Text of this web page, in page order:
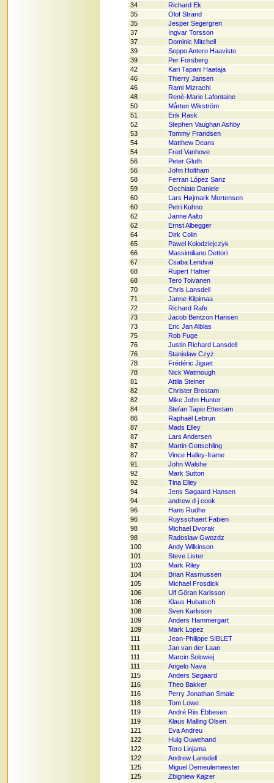
34
Richard Ek
35
Olof Strand
35
Jesper Segergren
37
Ingvar Torsson
37
Dominic Mitchell
39
Seppo Antero Haavisto
39
Per Forsberg
42
Kari Tapani Haataja
46
Thierry Jansen
46
Rami Mizrachi
48
René-Marie Lafontaine
50
Mårten Wikström
51
Erik Rask
52
Stephen Vaughan Ashby
53
Tommy Frandsen
54
Matthew Deans
54
Fred Vanhove
56
Peter Gluth
56
John Holtham
58
Ferran López Sanz
59
Occhiato Daniele
60
Lars Højmark Mortensen
60
Petri Kuhno
62
Janne Aalto
62
Ernst Albegger
64
Dirk Colin
65
Pawel Kolodziejczyk
66
Massimiliano Dettori
67
Csaba Lendvai
68
Rupert Hafner
68
Tero Toivanen
70
Chris Lansdell
71
Janne Kilpimaa
72
Richard Rafe
73
Jacob Bentzon Hansen
73
Eric Jan Alblas
75
Rob Fuge
76
Justin Richard Lansdell
76
Stanisław Czyż
78
Frédéric Jiguet
78
Nick Watmough
81
Attila Steiner
82
Christer Brostam
82
Mike John Hunter
84
Stefan Tapio Ettestam
86
Raphaël Lebrun
87
Mads Elley
87
Lars Andersen
87
Martin Gottschling
87
Vince Halley-frame
91
John Walshe
92
Mark Sutton
92
Tina Elley
94
Jens Søgaard Hansen
94
andrew d j cook
96
Hans Rudhe
96
Ruysschaert Fabien
98
Michael Dvorak
98
Radoslaw Gwozdz
100
Andy Wilkinson
101
Steve Lister
103
Mark Riley
104
Brian Rasmussen
105
Michael Frosdick
106
Ulf Göran Karlsson
106
Klaus Hubatsch
108
Sven Karlsson
109
Anders Hammergart
109
Mark Lopez
111
Jean-Philippe SIBLET
111
Jan van der Laan
111
Marcin Solowiej
111
Angelo Nava
115
Anders Søgaard
116
Theo Bakker
116
Perry Jonathan Smale
118
Tom Lowe
119
André Riis Ebbesen
119
Klaus Malling Olsen
121
Eva Andreu
122
Huig Ouwehand
122
Tero Linjama
122
Andrew Lansdell
125
Miguel Demeulemeester
125
Zbigniew Kajzer